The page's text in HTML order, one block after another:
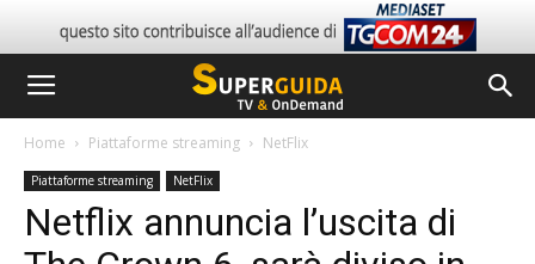
Home Piattaforme streaming NetFlix
Piattaforme streaming NetFlix
Netflix annuncia l’uscita di